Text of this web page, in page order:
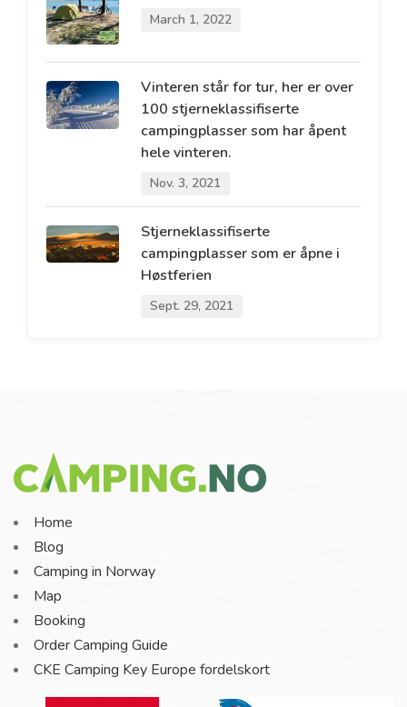
March 1, 2022
Vinteren står for tur, her er over
100 stjerneklassifiserte
campingplasser som har åpent
hele vinteren.
Nov. 3, 2021
Stjerneklassifiserte
campingplasser som er åpne i
Høstferien
Sept. 29, 2021
Home
Blog
Camping in Norway
Map
Booking
Order Camping Guide
CKE Camping Key Europe fordelskort